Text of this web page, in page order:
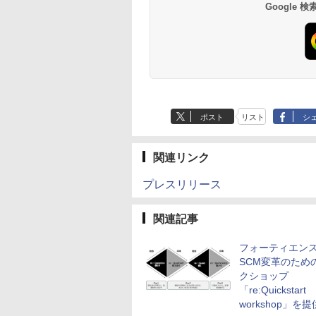
Google 検
ポスト リスト シ
関連リンク
プレスリリース
関連記事
フォーティエン
SCM変革のため
クショップ
「re:Quickstart
workshop」を提